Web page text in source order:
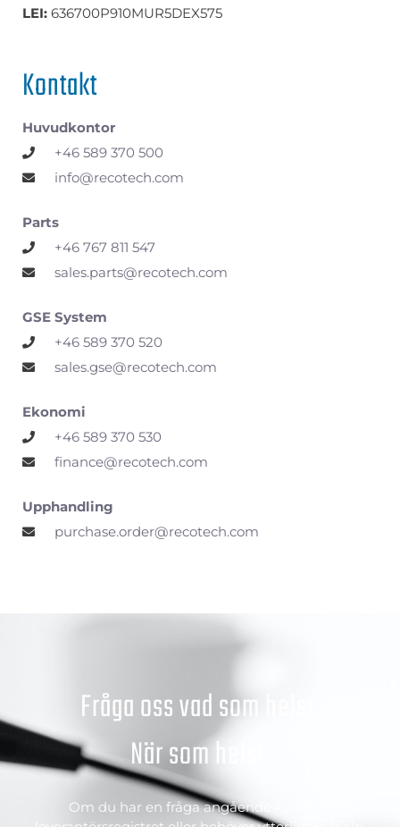
LEI: 636700P910MUR5DEX575
Kontakt
Huvudkontor
+46 589 370 500
info@recotech.com
Parts
+46 767 811 547
sales.parts@recotech.com
GSE System
+46 589 370 520
sales.gse@recotech.com
Ekonomi
+46 589 370 530
finance@recotech.com
Upphandling
purchase.order@recotech.com
Fråga oss vad som helst.
När som helst.
Om du har en fråga angående kunder /